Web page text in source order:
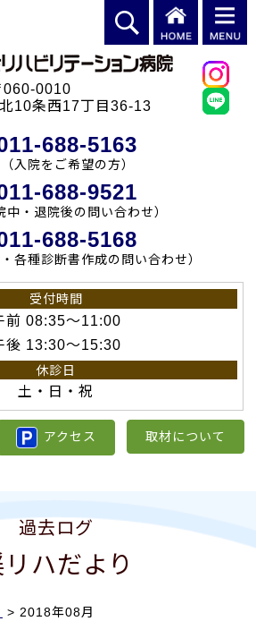
060-0010
10条西17丁目36-13
688-5163
（入院をご希望の方）
688-9521
中・退院後の問い合わせ）
688-5168
・各種診断書作成の問い合わせ）
受付時間
前 08:35～11:00
後 13:30～15:30
休診日
土・日・祝
アクセス 取材について
過去ログ
ハだより
> 2018年08月